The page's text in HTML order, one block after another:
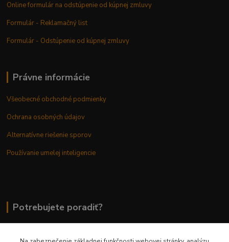
Online formulár na odstúpenie od kúpnej zmluvy
Formulár - Reklamačný list
Formulár - Odstúpenie od kúpnej zmluvy
Právne informácie
Všeobecné obchodné podmienky
Ochrana osobných údajov
Alternatívne riešenie sporov
Používanie umelej inteligencie
Potrebujete poradiť?